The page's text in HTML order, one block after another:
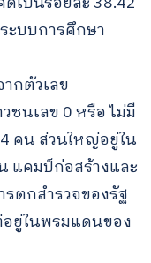
ะบบการศึกษา
กตัวเลข
ชนเลข 0 หรือ ไม่มี
คน ส่วนใหญ่อยู่ใน
แคมป์ก่อสร้างและ
ตกสำรวจของรัฐ
ยู่ในพรมแดนของ